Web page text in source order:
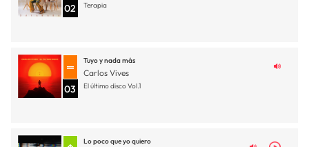
02 Terapia
03
Tuyo y nada más
Carlos Vives
El último disco Vol.1
Lo poco que yo quiero